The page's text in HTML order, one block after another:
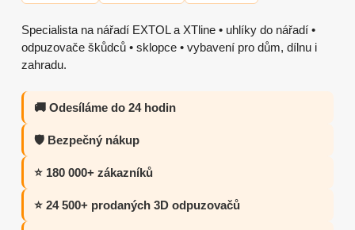
Specialista na nářadí EXTOL a XTline • uhlíky do nářadí •
odpuzovače škůdců • sklopce • vybavení pro dům, dílnu i
zahradu.
🚚 Odesíláme do 24 hodin
🛡️ Bezpečný nákup
⭐ 180 000+ zákazníků
⭐ 24 500+ prodaných 3D odpuzovačů